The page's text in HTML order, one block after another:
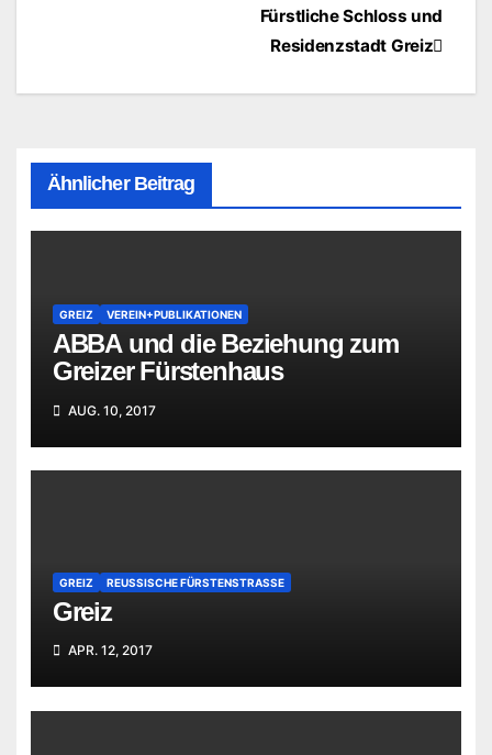
BeitragsnavigationFürstliche Schloss und
Residenzstadt Greiz
Ähnlicher Beitrag
GREIZ VEREIN+PUBLIKATIONEN
ABBA und die Beziehung zum
Greizer Fürstenhaus
AUG. 10, 2017
GREIZ REUSSISCHE FÜRSTENSTRASSE
Greiz
APR. 12, 2017